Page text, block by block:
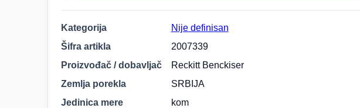
Kategorija
Nije definisan
Šifra artikla
2007339
Proizvođač / dobavljač
Reckitt Benckiser
Zemlja porekla
SRBIJA
Jedinica mere
kom